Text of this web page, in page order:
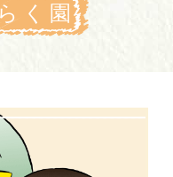
く園